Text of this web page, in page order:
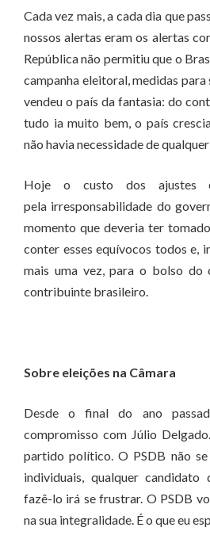
Cada vez mais, a cada dia que
nossos alertas eram os alertas
República não permitiu que o
campanha eleitoral, medidas para
vendeu o país da fantasia: do
tudo ia muito bem, o país
não havia necessidade de
Hoje o custo dos ajustes
pela irresponsabilidade do
momento que deveria ter
conter esses equívocos todos e,
mais uma vez, para o bolso do
contribuinte brasileiro.
Sobre eleições na Câmara
Desde o final do ano
compromisso com Júlio
partido político. O PSDB não
individuais, qualquer candidato
fazê-lo irá se frustrar. O PSDB
na sua integralidade. É o que eu